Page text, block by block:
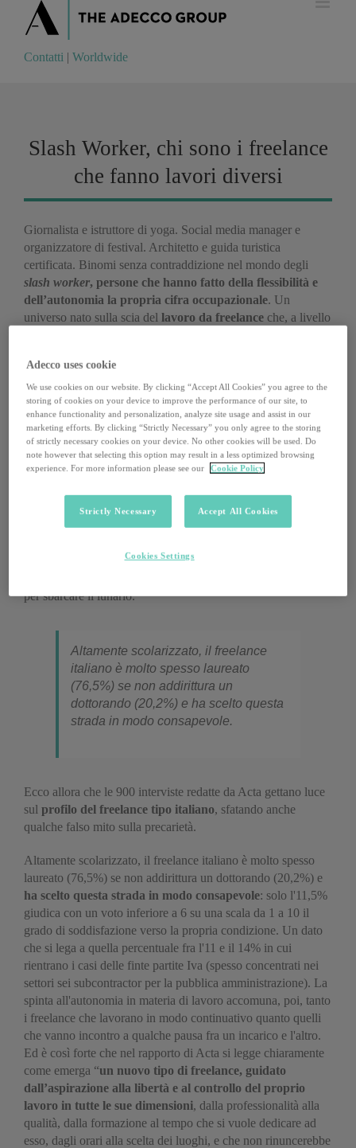
Contatti Worldwide
Contatti | Worldwide
Slash Worker, chi sono i freelance
che fanno lavori diversi
Giornalista e istruttore di yoga. Social media manager e
organizzatore di festival. Architetto e guida turistica
certificata. Binomi senza contraddizione nel mondo degli
slash worker, persone che hanno fatto della flessibilità e
dell’autonomia la propria cifra occupazionale. Un
universo nato sulla scia del lavoro da freelance che, a livello
A fotografare questa categoria ci ha pensato un report
Associazione italiana dei freelance, come parte del progetto
europeo I-Wire che ha coinvolto otto paesi membri.
A livello quantitativo,in Italia, secondo i dati Istat relativi al
2017,ci sono 5,3 milioni di lavoratori autonomi e
rappresentano il 23% degli occupati: 8 punti percentuali in
Eurostat, circa 3,5 si definiscono freelance, ossia persone che
guadagnano con attività autonome attraverso la prestazione
tengono però conto dellastratificazione degli impegni
per sbarcare il lunario.
Altamente scolarizzato, il freelance
italiano è molto spesso laureato
(76,5%) se non addirittura un
dottorando (20,2%) e ha scelto questa
strada in modo consapevole.
Ecco allora che le 900 interviste redatte da Acta gettano luce
sul profilo del freelance tipo italiano, sfatando anche
qualche falso mito sulla precarietà.
Altamente scolarizzato, il freelance italiano è molto spesso
laureato (76,5%) se non addirittura un dottorando (20,2%) e
ha scelto questa strada in modo consapevole: solo l'11,5%
giudica con un voto inferiore a 6 su una scala da 1 a 10 il
grado di soddisfazione verso la propria condizione. Un dato
che si lega a quella percentuale fra l'11 e il 14% in cui
rientrano i casi delle finte partite Iva (spesso concentrati nei
settori sei subcontractor per la pubblica amministrazione). La
spinta all'autonomia in materia di lavoro accomuna, poi, tanto
i freelance che lavorano in modo continuativo quanto quelli
che vanno incontro a qualche pausa fra un incarico e l'altro.
Ed è così forte che nel rapporto di Acta si legge chiaramente
come emerga “un nuovo tipo di freelance, guidato
dall’aspirazione alla libertà e al controllo del proprio
lavoro in tutte le sue dimensioni, dalla professionalità alla
qualità, dalla formazione al tempo che si vuole dedicare ad
esso, dagli orari alla scelta dei luoghi, e che non rinuncerebbe
Adecco uses cookie
We use cookies on our website. By clicking “Accept All Cookies” you agree to the
storing of cookies on your device to improve the performance of our site, to
enhance functionality and personalization, analyze site usage and assist in our
marketing efforts. By clicking “Strictly Necessary” you only agree to the storing
of strictly necessary cookies on your device. No other cookies will be used. Do
note however that selecting this option may result in a less optimized browsing
experience. For more information please see our
Cookie Policy
Strictly Necessary Accept All Cookies
Cookies Settings